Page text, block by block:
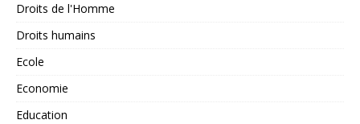
Droits de l'Homme
Droits humains
Ecole
Economie
Education